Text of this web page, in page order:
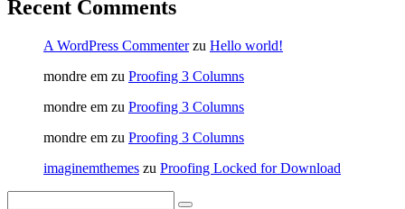
Recent Comments
A WordPress Commenterzu Hello world!
mondre em zu Proofing 3 Columns
mondre em zu Proofing 3 Columns
mondre em zu Proofing 3 Columns
imaginemthemes zu Proofing Locked for Download